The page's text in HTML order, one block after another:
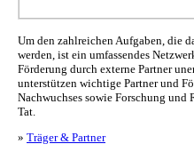
Um den zahlreichen Aufgaben, die
werden, ist ein umfassendes
Förderung durch externe Partner
unterstützen wichtige Partner und
Nachwuchses sowie Forschung und
Tat.
» Träger & Partner